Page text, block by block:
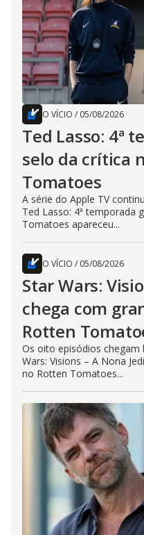
O VÍCIO / 05/08/2026
Ted Lasso: 4ª
selo da crítica
Tomatoes
A série do Apple TV
Ted Lasso: 4ª temporada
Tomatoes apareceu...
O VÍCIO / 05/08/2026
Star Wars:
chega com
Rotten
Os oito episódios
Wars: Visions – A Nona
no Rotten Tomatoes...